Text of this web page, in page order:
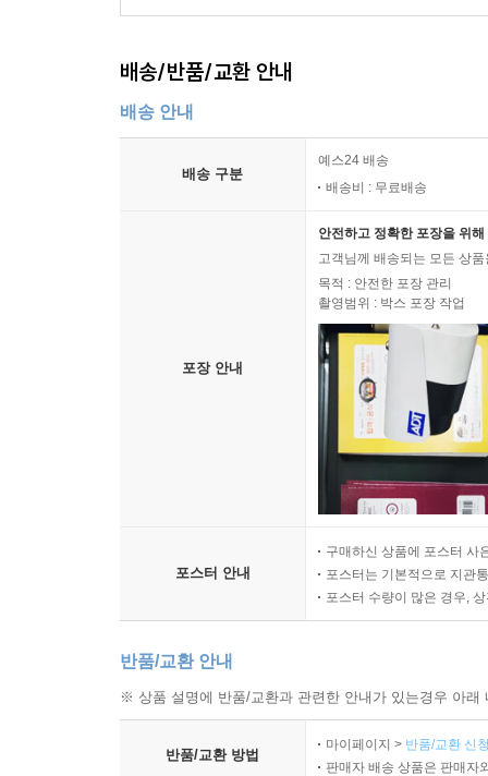
배송/반품/교환 안내
배송 안내
배송 구분
예스24 배송
배송비 : 무료배송
포장 안내
안전하고 정확한 포장을 위
고객님께 배송되는 모든 상
목적 : 안전한 포장 관리
촬영범위 : 박스 포장 작업
포스터 안내
구매하신 상품에 포스터 사
포스터는 기본적으로 지관
포스터 수량이 많은 경우,
반품/교환 안내
※ 상품 설명에 반품/교환과 관련한 안내가 있는경우 아
반품/교환 방법
마이페이지 > 반품/교환 신
판매자 배송 상품은 판매자